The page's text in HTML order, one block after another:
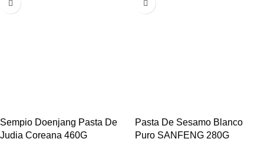
Sempio Doenjang Pasta De
Judia Coreana 460G
Pasta De Sesamo Blanco
Puro SANFENG 280G